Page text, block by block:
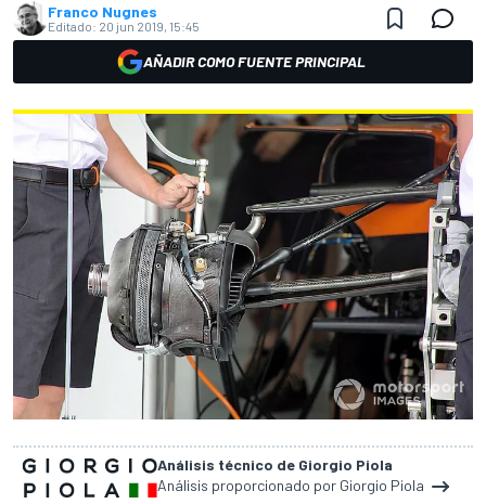
Franco Nugnes
Editado: 20 jun 2019, 15:45
AÑADIR COMO FUENTE PRINCIPAL
Análisis técnico de Giorgio Piola
Análisis proporcionado por Giorgio Piola